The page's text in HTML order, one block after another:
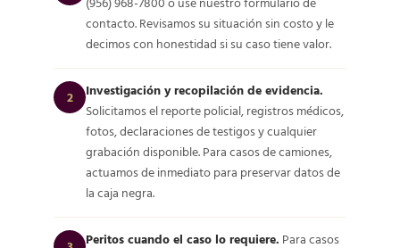
contacto. Revisamos su situación sin costo y le
decimos con honestidad si su caso tiene valor.
2
Investigación y recopilación de evidencia.
Solicitamos el reporte policial, registros médicos,
fotos, declaraciones de testigos y cualquier
grabación disponible. Para casos de camiones,
actuamos de inmediato para preservar datos de
la caja negra.
Peritos cuando el caso lo requiere. Para casos